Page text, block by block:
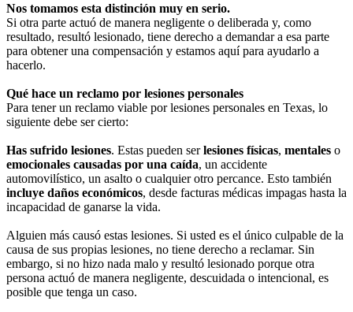
Nos tomamos esta distinción muy en serio.
Si otra parte actuó de manera negligente o deliberada y, como
resultado, resultó lesionado, tiene derecho a demandar a esa parte
para obtener una compensación y estamos aquí para ayudarlo a
hacerlo.
Qué hace un reclamo por lesiones personales
Para tener un reclamo viable por lesiones personales en Texas, lo
siguiente debe ser cierto:
Has sufrido lesiones. Estas pueden serlesiones físicas, mentales o
emocionales causadas por una caída, un accidente
automovilístico, un asalto o cualquier otro percance. Esto también
incluye daños económicos, desde facturas médicas impagas hasta la
incapacidad de ganarse la vida.
Alguien más causó estas lesiones. Si usted es el único culpable de la
causa de sus propias lesiones, no tiene derecho a reclamar. Sin
embargo, si no hizo nada malo y resultó lesionado porque otra
persona actuó de manera negligente, descuidada o intencional, es
posible que tenga un caso.